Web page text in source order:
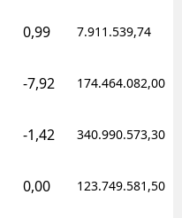
0,99 7.911.539,74
-7,92 174.464.082,00
-1,42 340.990.573,30
0,00 123.749.581,50